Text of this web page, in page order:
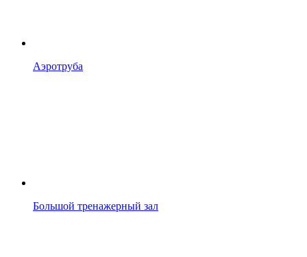
Аэротруба
Большой тренажерный зал